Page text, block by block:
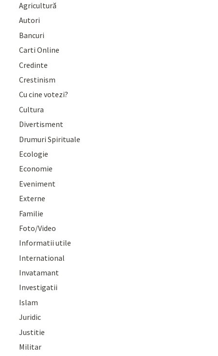
Agricultură
Autori
Bancuri
Carti Online
Credinte
Crestinism
Cu cine votezi?
Cultura
Divertisment
Drumuri Spirituale
Ecologie
Economie
Eveniment
Externe
Familie
Foto/Video
Informatii utile
International
Invatamant
Investigatii
Islam
Juridic
Justitie
Militar